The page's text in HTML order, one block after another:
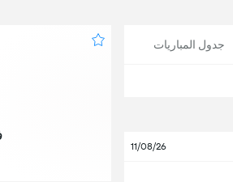
جدول المباريات
11/08/26